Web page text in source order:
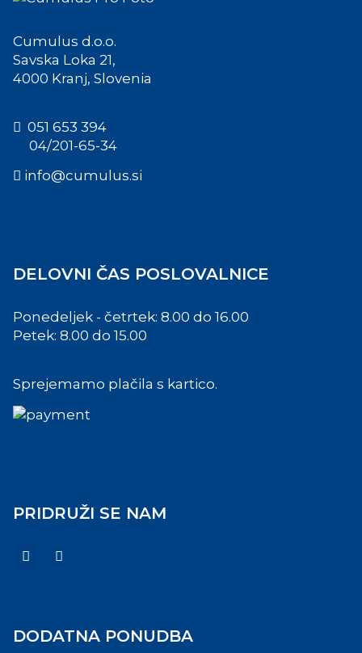
Cumulus d.o.o.
Savska Loka 21,
4000 Kranj, Slovenia
051 653 394
04/201-65-34
info@cumulus.si
DELOVNI ČAS POSLOVALNICE
Ponedeljek - četrtek: 8.00 do 16.00
Petek: 8.00 do 15.00
Sprejemamo plačila s kartico.
PRIDRUŽI SE NAM
DODATNA PONUDBA